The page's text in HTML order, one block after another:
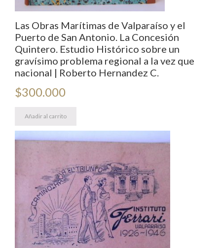
Las Obras Marítimas de Valparaíso y el
Puerto de San Antonio. La Concesión
Quintero. Estudio Histórico sobre un
gravísimo problema regional a la vez que
nacional | Roberto Hernandez C.
$300.000
Añadir al carrito